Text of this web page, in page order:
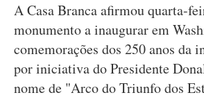
A Casa Branca afirmou quarta-
monumento a inaugurar em
comemorações dos 250 anos da
por iniciativa do Presidente
nome de "Arco do Triunfo dos